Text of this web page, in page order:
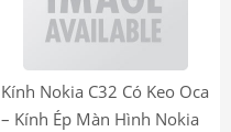
Kính Nokia C32 Có Keo Oca
– Kính Ép Màn Hình Nokia